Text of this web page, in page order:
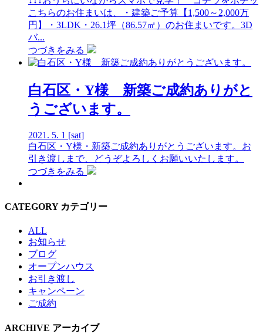
こちらのお住まいは、・建築ご予算【1,500～2,000万
円】・3LDK・26.1坪（86.57㎡）のお住まいです。3D
バ...
つづきをみる
白石区・Y様 新築ご成約ありがと
うございます。
2021. 5. 1 [sat]
白石区・Y様・新築ご成約ありがとうございます。お
引き渡しまで、どうぞよろしくお願いいたします。
つづきをみる
CATEGORY カテゴリー
ALL
お知らせ
ブログ
オープンハウス
お引き渡し
キャンペーン
ご成約
ARCHIVE アーカイブ